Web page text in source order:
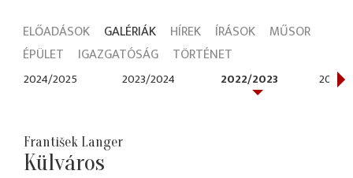
ELŐADÁSOK GALÉRIÁK HÍREK ÍRÁSOK
MŰSOR
ÉPÜLET
IGAZGATÓSÁG TÖRTÉNET
2024/2025 2023/2024 2022/2023 2021/
František Langer
Külváros